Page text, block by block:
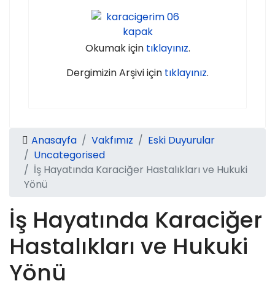
Okumak için tıklayınız.
Dergimizin Arşivi için tıklayınız.
Anasayfa Vakfımız
Eski Duyurular
Uncategorised
İş Hayatında Karaciğer Hastalıkları ve Hukuki
Yönü
İş Hayatında Karaciğer
Hastalıkları ve Hukuki
Yönü